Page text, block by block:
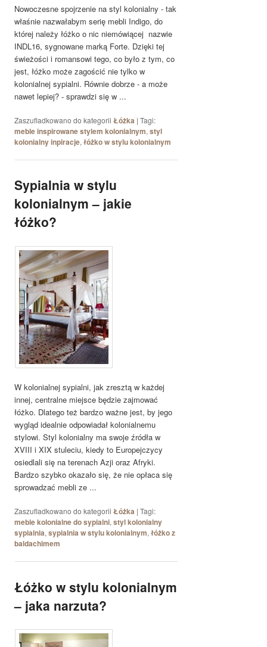
Nowoczesne spojrzenie na styl kolonialny - tak
właśnie nazwałabym serię mebli Indigo, do
której należy łóżko o nic niemówiącej nazwie
INDL16, sygnowane marką Forte. Dzięki tej
świeżości i romansowi tego, co było z tym, co
jest, łóżko może zagościć nie tylko w
kolonialnej sypialni. Równie dobrze - a może
nawet lepiej? - sprawdzi się w ...
Zaszufladkowano do kategorii Łóżka |Tagi:
meble inspirowane stylem kolonialnym,styl
kolonialny inpiracje,łóżko w stylu kolonialnym
Sypialnia w stylu
kolonialnym – jakie
łóżko?
W kolonialnej sypialni, jak zresztą w każdej
innej, centralne miejsce będzie zajmować
łóżko. Dlatego też bardzo ważne jest, by jego
wygląd idealnie odpowiadał kolonialnemu
stylowi. Styl kolonialny ma swoje źródła w
XVIII i XIX stuleciu, kiedy to Europejczycy
osiedlali się na terenach Azji oraz Afryki.
Bardzo szybko okazało się, że nie opłaca się
sprowadzać mebli ze ...
Zaszufladkowano do kategorii Łóżka |Tagi:
meble kolonialne do sypialni,styl kolonialny
sypialnia,sypialnia w stylu kolonialnym,łóżko z
baldachimem
Łóżko w stylu kolonialnym
– jaka narzuta?